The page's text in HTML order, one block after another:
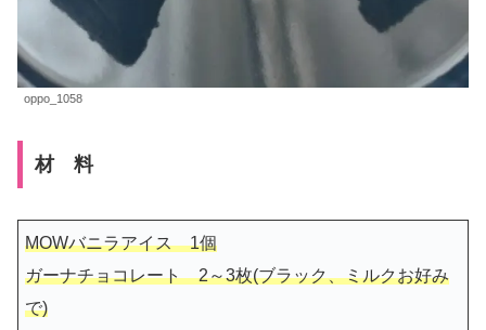
oppo_1058
材 料
MOWバニラアイス 1個
ガーナチョコレート 2～3枚(ブラック、ミルクお好み
で)